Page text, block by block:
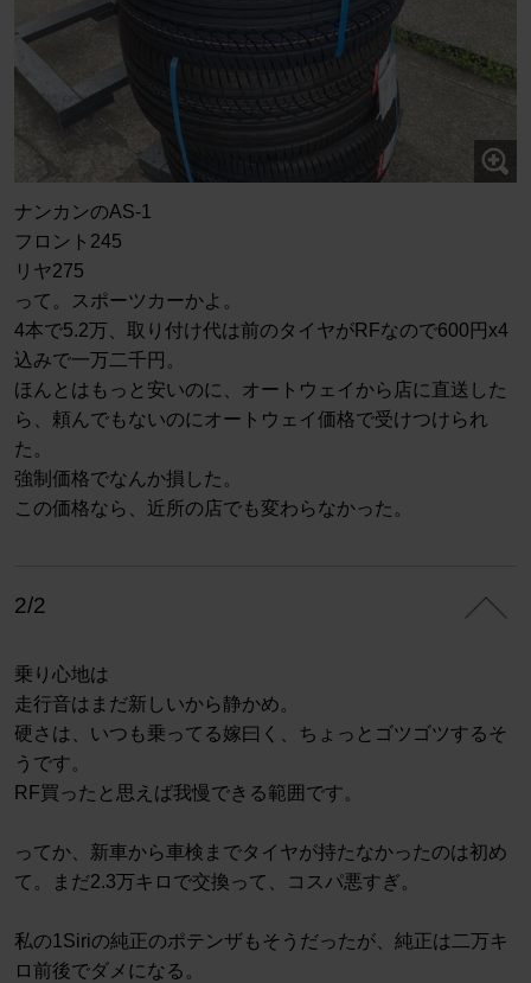
ナンカンのAS-1
フロント245
リヤ275
って。スポーツカーかよ。
4本で5.2万、取り付け代は前のタイヤがRFなので600円x4
込みで一万二千円。
ほんとはもっと安いのに、オートウェイから店に直送した
ら、頼んでもないのにオートウェイ価格で受けつけられ
た。
強制価格でなんか損した。
この価格なら、近所の店でも変わらなかった。
2/2
乗り心地は
走行音はまだ新しいから静かめ。
硬さは、いつも乗ってる嫁曰く、ちょっとゴツゴツするそ
うです。
RF買ったと思えば我慢できる範囲です。
ってか、新車から車検までタイヤが持たなかったのは初め
て。まだ2.3万キロで交換って、コスパ悪すぎ。
私の1Siriの純正のポテンザもそうだったが、純正は二万キ
ロ前後でダメになる。